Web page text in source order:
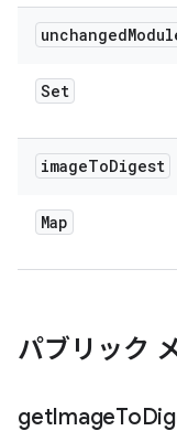
unchanged
Set
imageToDigest
Map
パブリック
getImageTo